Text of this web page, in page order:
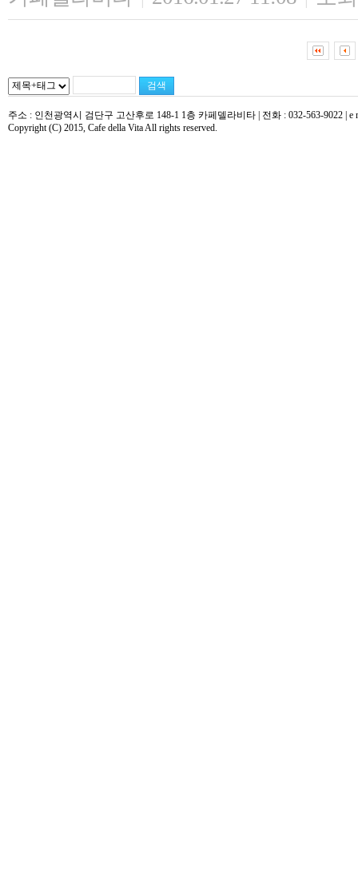
주소 : 인천광역시 검단구 고산후로 148-1 1층 카페델라비타 | 전화 : 032-563-9022 | e
Copyright (C) 2015, Cafe della Vita All rights reserved.